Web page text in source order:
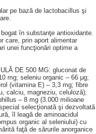
pe bază de lactobacillus şi
în substanţe antioxidante.
care, prin aport alimentar
unei funcţionări optime a
DE 500 MG: gluconat de
mg; seleniu organic – 66 μg;
(vitamina E) – 3,3 mg; fibre
calciu, magneziu, celuloză);
– 8 mg (3.000 milioane
selecţionată şi dezvoltată
îl leagă de aminoacidul
organic al seleniului) cu
faţă de sărurile anorganice